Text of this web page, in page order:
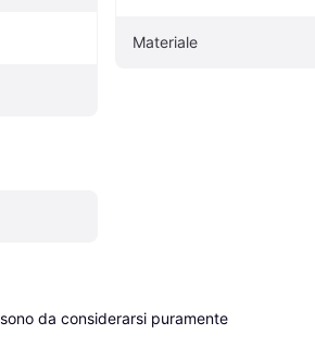
Materiale
da considerarsi puramente